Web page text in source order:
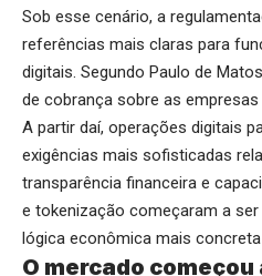
Sob esse cenário, a
referências mais claras para
digitais. Segundo Paulo de
de cobrança sobre as
A partir daí, operações digitais
exigências mais sofisticadas
transparência financeira e
e tokenização começaram a
lógica econômica mais
O mercado